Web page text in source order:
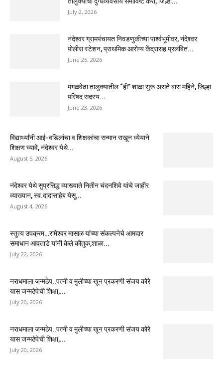
July 2, 2026
नंदेश्वर ग्रामपंचायत निवडणुकीच्या पार्श्वभूमीवर, नंदेश्वर
पोलीस स्टेशन, प्राथमिक आरोग्य केंद्रासह प्रलंबित...
June 25, 2026
मंगळवेढा तालुक्यातील “ही” शाळा सुरू असते बारा महिने, जिल्हा
परिषद सदस्य...
June 23, 2026
विद्यार्थ्यांनी आई-वडिलांचा व शिक्षकांचा सन्मान राखून ध्येयाने
शिक्षण घ्यावे, नंदेश्वर येथे...
August 5, 2026
नंदेश्वर येथे सुप्रसिद्ध व्याख्याते नितीन चंदनशिवे यांचे जाहीर
व्याख्यान, स्व.दादासाहेब येसू...
August 4, 2026
स्तुत्य उपक्रम…रामेश्वर मासाळ यांच्या संकल्पनेचे आमदार
समाधान आवताडे यांनी केले कौतुक,शाळा...
July 22, 2026
नराधमाला जन्मठेप..पत्नी व मुलीच्या खून प्रकरणी संजय कोरे
यास जन्मठेपेची शिक्षा,...
July 20, 2026
नराधमाला जन्मठेप..पत्नी व मुलीच्या खून प्रकरणी संजय कोरे
यास जन्मठेपेची शिक्षा,...
July 20, 2026